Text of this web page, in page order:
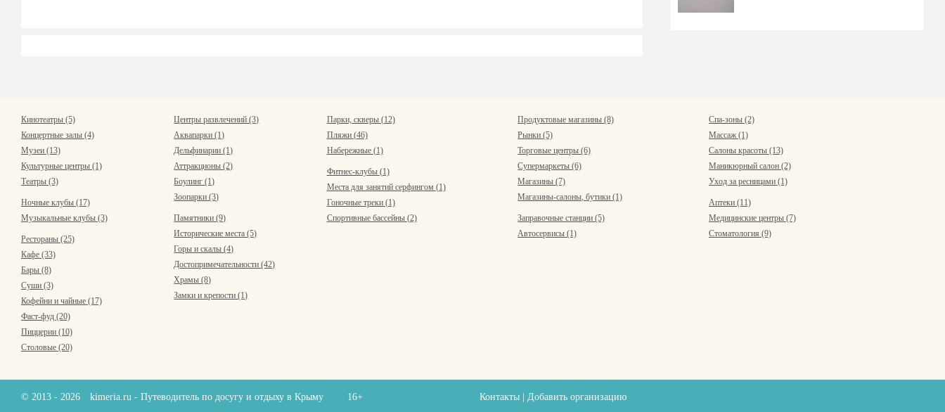
Кинотеатры (5)
Концертные залы (4)
Музеи (13)
Культурные центры (1)
Театры (3)
Ночные клубы (17)
Музыкальные клубы (3)
Рестораны (25)
Кафе (33)
Бары (8)
Суши (3)
Кофейни и чайные (17)
Фаст-фуд (20)
Пиццерии (10)
Столовые (20)
Центры развлечений (3)
Аквапарки (1)
Дельфинарии (1)
Аттракционы (2)
Боулинг (1)
Зоопарки (3)
Памятники (9)
Исторические места (5)
Горы и скалы (4)
Достопримечательности (42)
Храмы (8)
Замки и крепости (1)
Парки, скверы (12)
Пляжи (46)
Набережные (1)
Фитнес-клубы (1)
Места для занятий серфингом (1)
Гоночные треки (1)
Спортивные бассейны (2)
Продуктовые магазины (8)
Рынки (5)
Торговые центры (6)
Супермаркеты (6)
Магазины (7)
Магазины-салоны, бутики (1)
Заправочные станции (5)
Автосервисы (1)
Спа-зоны (2)
Массаж (1)
Салоны красоты (13)
Маникюрный салон (2)
Уход за ресницами (1)
Аптеки (11)
Медицинские центры (7)
Стоматология (9)
© 2013 - 2026 kimeria.ru - Путеводитель по досугу и отдыху в Крыму 16+ Контакты Добавить организацию